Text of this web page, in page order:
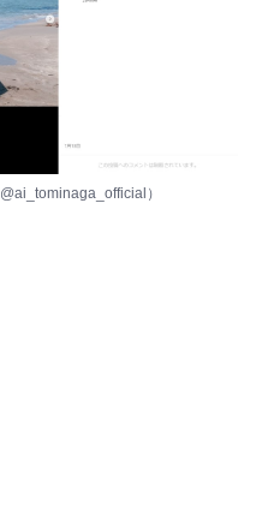
@ai_tominaga_official ）